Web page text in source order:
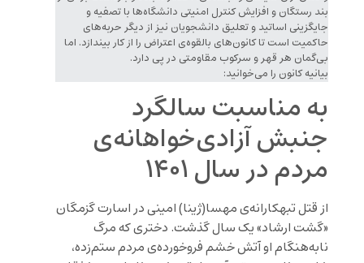
بند رستگان و افزایش کنترل امنیتی دانشگاه‌ها با تصفیه و
جایگزینی اساتید و تعلیق دانشجویان نیز از دیگر حربه‌های
حاکمیت است تا کانون‌های بالقوه‌ی اعتراض را از کار بیندازد. اما
بی‌گمان هر قهر و سرکوب مقاومتی در پی دارد.
بیانیه کانون را می‌خوانید:
به مناسبت سالگرد
جنبش آزادی‌خواهانه‌ی
مردم در سال ۱۴۰۱
از قتل تبهکارانه‌ی مهسا(ژینا) امینی در اسارت گزمگان
«گشت ارشاد» یک ‌سال گذشت. دختری که مرگ
نا‌به‌هنگام او آتش خشم فروخورده‌ی مردم ستم‌زده،